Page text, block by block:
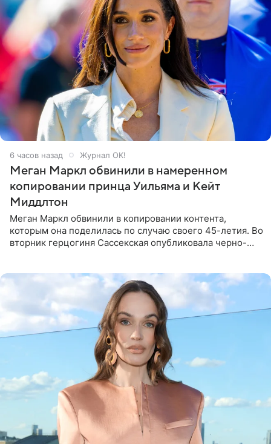
6 часов назад Журнал OK!
Меган Маркл обвинили в намеренном
копировании принца Уильяма и Кейт
Миддлтон
Меган Маркл обвинили в копировании контента,
которым она поделилась по случаю своего 45-летия. Во
вторник герцогиня Сассекская опубликовала черно-